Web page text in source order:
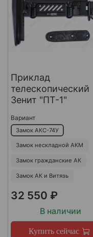
Приклад
телескопический
Зенит "ПТ-1"
Вариант
Замок АКС-74У
Замок нескладной АКМ
Замок гражданские АК
Замок АК и Витязь
32 550 ₽
В наличии
Купить сейчас